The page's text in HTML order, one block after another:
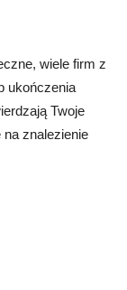
wiele firm z
ukończenia
Twoje
znalezienie